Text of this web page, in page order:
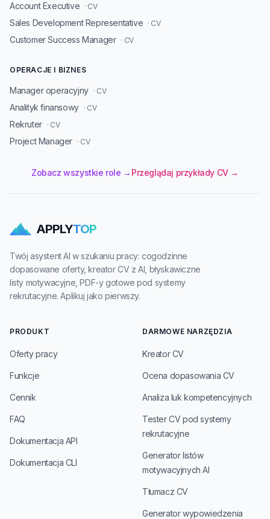
Account Executive · CV
Sales Development Representative · CV
Customer Success Manager · CV
OPERACJE I BIZNES
Manager operacyjny · CV
Analityk finansowy · CV
Rekruter · CV
Project Manager · CV
Zobacz wszystkie role → Przeglądaj przykłady CV →
APPLYTOP
Twój asystent AI w szukaniu pracy: cogodzinne
dopasowane oferty, kreator CV z AI, błyskawiczne
listy motywacyjne, PDF-y gotowe pod systemy
rekrutacyjne. Aplikuj jako pierwszy.
PRODUKT
Oferty pracy
Funkcje
Cennik
FAQ
Dokumentacja API
Dokumentacja CLI
DARMOWE NARZĘDZIA
Kreator CV
Ocena dopasowania CV
Analiza luk kompetencyjnych
Tester CV pod systemy
rekrutacyjne
Generator listów
motywacyjnych AI
Tłumacz CV
Generator wypowiedzenia